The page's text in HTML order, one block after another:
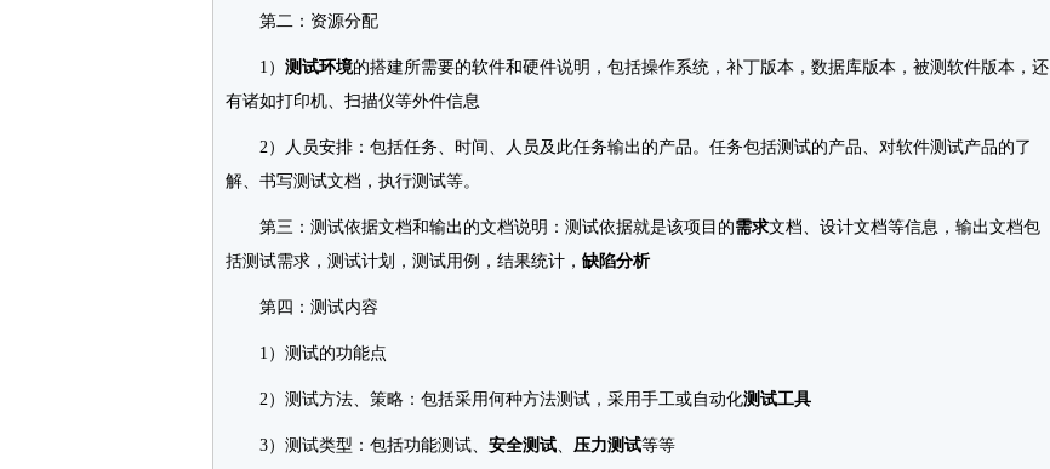
第二：资源分配
1） 测试环境的搭建所需要的软件和硬件说明，包括操作系统，补丁版本，数据库版本，被测软件版本，还
有诸如打印机、扫描仪等外件信息
2）人员安排：包括任务、时间、人员及此任务输出的产品。任务包括测试的产品、对软件测试产品的了
解、书写测试文档，执行测试等。
第三：测试依据文档和输出的文档说明：测试依据就是该项目的需求文档、设计文档等信息，输出文档包
括测试需求，测试计划，测试用例，结果统计， 缺陷分析
第四：测试内容
1）测试的功能点
2）测试方法、策略：包括采用何种方法测试，采用手工或自动化测试工具
3）测试类型：包括功能测试、 安全测试、 压力测试等等